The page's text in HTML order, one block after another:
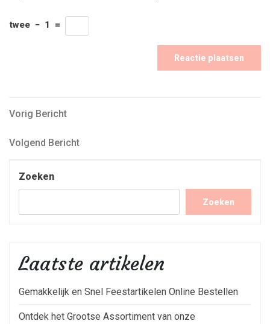
twee − 1 =
Bericht
navigatie
Vorig
Vorig Bericht
Volgend
Volgend Bericht
Zoeken
Zoeken
Laatste artikelen
Gemakkelijk en Snel Feestartikelen Online Bestellen
Ontdek het Grootse Assortiment van onze